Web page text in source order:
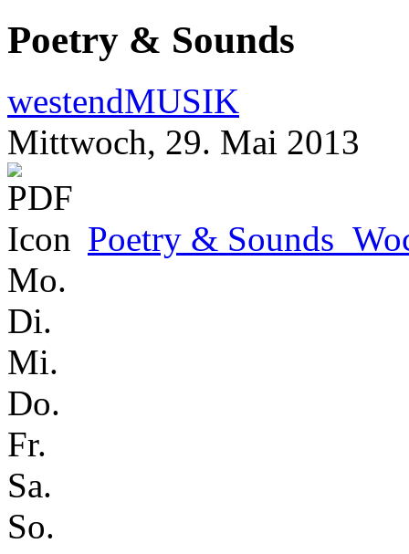
Poetry & Sounds
westendMUSIK
Mittwoch, 29. Mai 2013
Poetry &
Mo.
Di.
Mi.
Do.
Fr.
Sa.
So.